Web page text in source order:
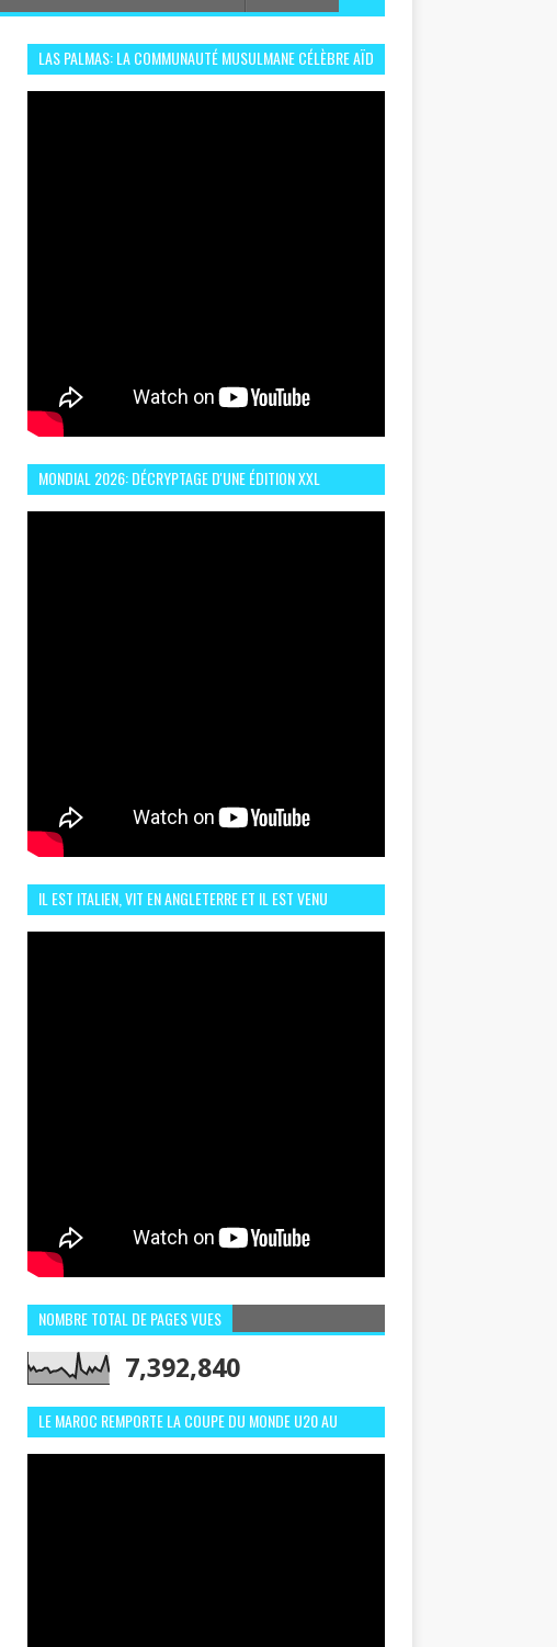
LAS PALMAS: LA COMMUNAUTÉ MUSULMANE CÉLÈBRE AÏD
MONDIAL 2026: DÉCRYPTAGE D'UNE ÉDITION XXL
IL EST ITALIEN, VIT EN ANGLETERRE ET IL EST VENU
NOMBRE TOTAL DE PAGES VUES
7,392,840
LE MAROC REMPORTE LA COUPE DU MONDE U20 AU